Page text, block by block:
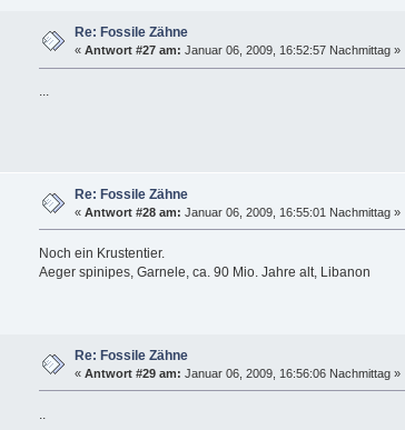
Re: Fossile Zähne
« Antwort #27 am: Januar 06, 2009, 16:52:57 Nachmittag »
...
Re: Fossile Zähne
« Antwort #28 am: Januar 06, 2009, 16:55:01 Nachmittag »
Noch ein Krustentier.
Aeger spinipes, Garnele, ca. 90 Mio. Jahre alt, Libanon
Re: Fossile Zähne
« Antwort #29 am: Januar 06, 2009, 16:56:06 Nachmittag »